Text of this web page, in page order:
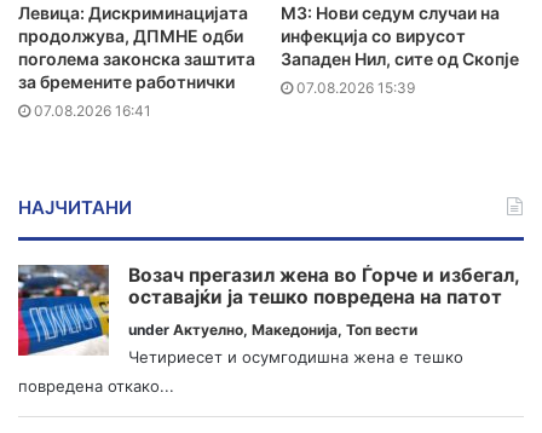
Левица: Дискриминацијата
продолжува, ДПМНЕ одби
поголема законска заштита
за бремените работнички
07.08.2026 16:41
МЗ: Нови седум случаи на
инфекција со вирусот
Западен Нил, сите од Скопје
07.08.2026 15:39
НАЈЧИТАНИ
Возач прегазил жена во Ѓорче и избегал,
оставајќи ја тешко повредена на патот
under Актуелно, Македонија, Топ вести
Четириесет и осумгодишна жена е тешко
повредена откако...